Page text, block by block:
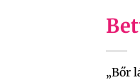
„Bőr